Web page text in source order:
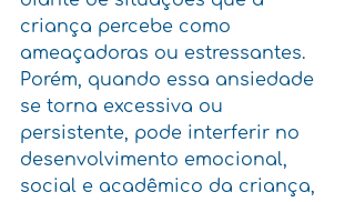
criança percebe como
ameaçadoras ou estressantes.
Porém, quando essa ansiedade
se torna excessiva ou
persistente, pode interferir no
desenvolvimento emocional,
social e acadêmico da criança,